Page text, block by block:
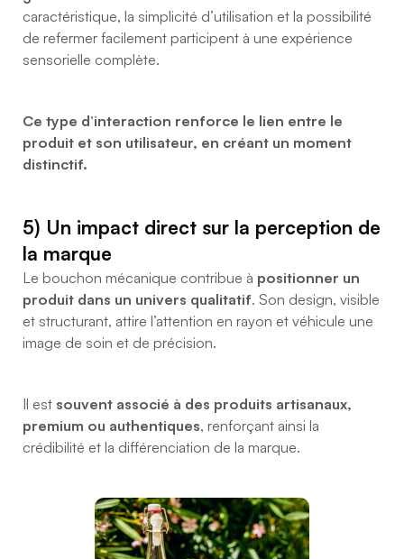
caractéristique, la simplicité d’utilisation et la possibilité
de refermer facilement participent à une expérience
sensorielle complète.
Ce type d’interaction renforce le lien entre le
produit et son utilisateur, en créant un moment
distinctif.
5) Un impact direct sur la perception de
la marque
Le bouchon mécanique contribue à positionner un
produit dans un univers qualitatif. Son design, visible
et structurant, attire l’attention en rayon et véhicule une
image de soin et de précision.
Il est souvent associé à des produits artisanaux,
premium ou authentiques, renforçant ainsi la
crédibilité et la différenciation de la marque.